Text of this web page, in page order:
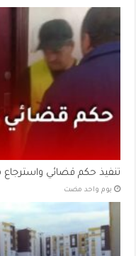
تنفيذ حكم قضائي
‏يوم واحد مضت